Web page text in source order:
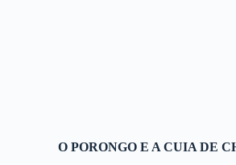
O PORONGO E A CUIA DE